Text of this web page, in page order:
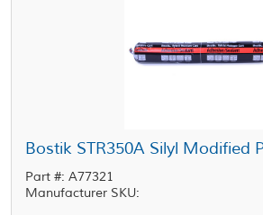
Part #: A77321
Manufacturer SKU: